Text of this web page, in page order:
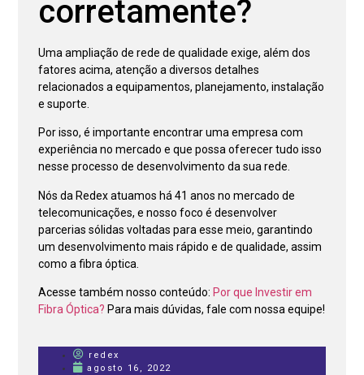
corretamente?
Uma ampliação de rede de qualidade exige, além dos
fatores acima, atenção a diversos detalhes
relacionados a equipamentos, planejamento, instalação
e suporte.
Por isso, é importante encontrar uma empresa com
experiência no mercado e que possa oferecer tudo isso
nesse processo de desenvolvimento da sua rede.
Nós da Redex atuamos há 41 anos no mercado de
telecomunicações, e nosso foco é desenvolver
parcerias sólidas voltadas para esse meio, garantindo
um desenvolvimento mais rápido e de qualidade, assim
como a fibra óptica.
Acesse também nosso conteúdo: Por que Investir em
Fibra Óptica? Para mais dúvidas, fale com nossa equipe!
redex
agosto 16, 2022